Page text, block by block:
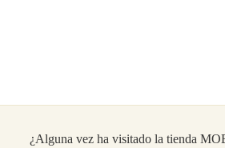
¿Alguna vez ha visitado la tienda